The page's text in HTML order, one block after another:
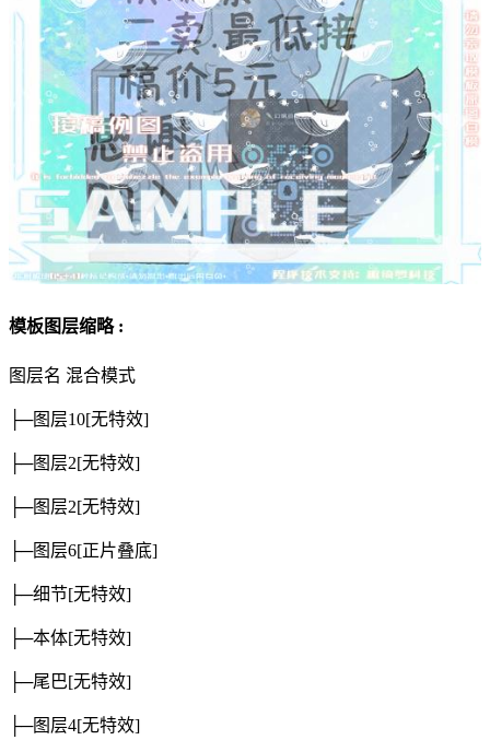
模板图层缩略 :
图层名 混合模式
├─图层10[无特效]
├─图层2[无特效]
├─图层2[无特效]
├─图层6[正片叠底]
├─细节[无特效]
├─本体[无特效]
├─尾巴[无特效]
├─图层4[无特效]